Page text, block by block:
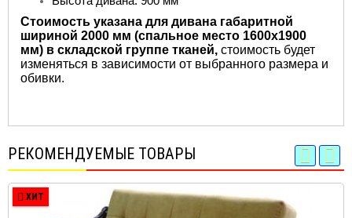
Стоимость указана для дивана габаритной
шириной 2000 мм (спальное место 1600х1900
мм) в складской группе тканей, стоимость будет
изменяться в зависимости от выбранного размера и
обивки.
РЕКОМЕНДУЕМЫЕ ТОВАРЫ
ХИТ